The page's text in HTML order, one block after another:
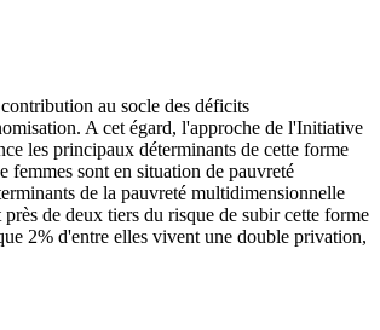
au socle des déficits
A cet égard, l'approche de l'Initiative
les principaux déterminants de cette forme
femmes sont en situation de pauvreté
de la pauvreté multidimensionnelle
de deux tiers du risque de subir cette forme
2% d'entre elles vivent une double privation,